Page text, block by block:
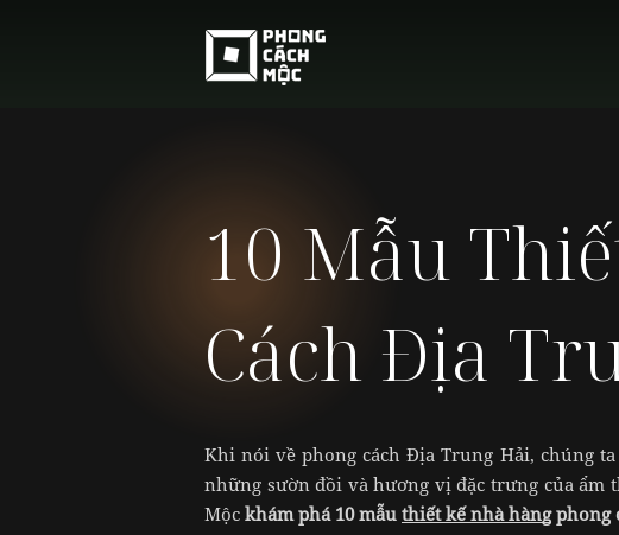
10 Mẫu
Cách Địa
Khi nói về phong cách Địa Trung Hải, chúng
những sườn đồi và hương vị đặc trưng của ẩm
Mộc khám phá 10 mẫu thiết kế nhà hàngphong